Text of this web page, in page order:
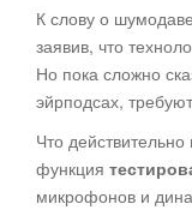
К слову о
заявив, что
Но пока сложно
эйрподсах,
Что действительно
функция
микрофонов и